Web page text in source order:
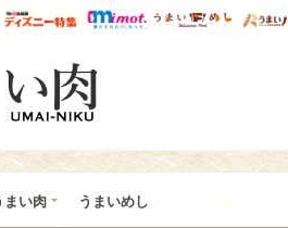
研
ハピママ* ウレぴあ総研 ディズニー特
mimot. うまい
まい肉 うまいめし